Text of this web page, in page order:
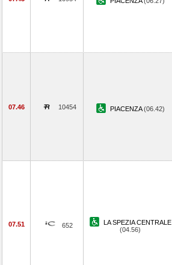
07.46 10454 PIACENZA(06.42)
07.51 652
LA SPEZIA CENTRALE
(04.56)